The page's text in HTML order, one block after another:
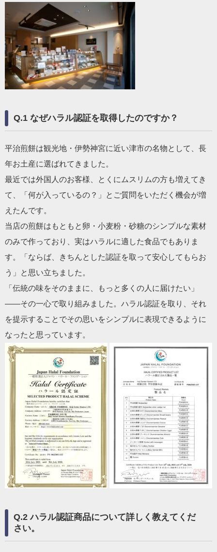
Q.1 なぜハラル認証を取得したのですか？
平治煎餅は観光地・伊勢神宮に近い津市の名物として、長
年お土産に選ばれてきました。
最近では外国人のお客様、とくにムスリムの方も増えてき
て、「何が入っているの？」とご質問をいただく機会が増
えたんです。
当店の煎餅はもともと卵・小麦粉・砂糖のシンプルな素材
のみで作っており、実はハラルに適した食品でもありま
す。「ならば、きちんとした認証を取って安心してもらお
う」と思い立ちました。
「伝統の味をそのままに、もっと多くの人に届けたい」
――その一心で取り組みました。ハラル認証を取り、それ
を提示することでその思いをシンプルに表現できるように
なったと思っています。
Q.2 ハラル認証商品について詳しく教えてくだ
さい。